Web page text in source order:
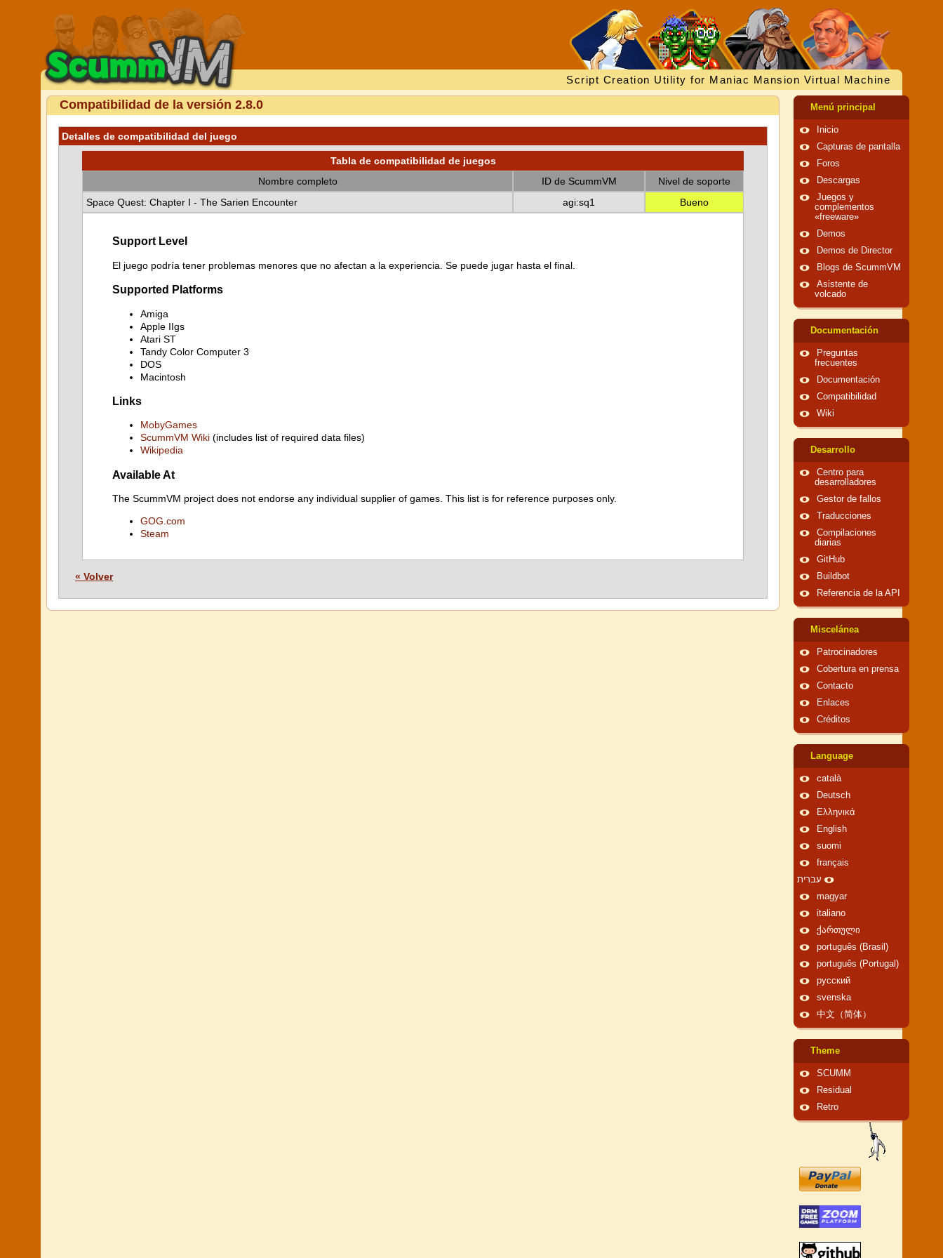
Script Creation Utility for Maniac Mansion Virtual Machine
Compatibilidad de la versión 2.8.0
Detalles de compatibilidad del juego
Tabla de compatibilidad de juegos
Nombre completo
ID de ScummVM
Nivel de soporte
Space Quest: Chapter I - The Sarien Encounter
agi:sq1 Bueno
Support Level
El juego podría tener problemas menores que no afectan a la experiencia. Se puede jugar hasta el final.
Supported Platforms
Amiga
Apple IIgs
Atari ST
Tandy Color Computer 3
DOS
Macintosh
Links
MobyGames
ScummVM Wiki (includes list of required data files)
Wikipedia
Available At
The ScummVM project does not endorse any individual supplier of games. This list is for reference purposes only.
GOG.com
Steam
« Volver
Menú principal
Inicio
Capturas de pantalla
Foros
Descargas
Juegos y
complementos
«freeware»
Demos
Demos de Director
Blogs de ScummVM
Asistente de
volcado
Documentación
Preguntas
frecuentes
Documentación
Compatibilidad
Wiki
Desarrollo
Centro para
desarrolladores
Gestor de fallos
Traducciones
Compilaciones
diarias
GitHub
Buildbot
Referencia de la API
Miscelánea
Patrocinadores
Cobertura en prensa
Contacto
Enlaces
Créditos
Language
català
Deutsch
Ελληνικά
English
suomi
français
עברית
magyar
italiano
ქართული
português (Brasil)
português (Portugal)
русский
svenska
中文（简体）
Theme
SCUMM
Residual
Retro